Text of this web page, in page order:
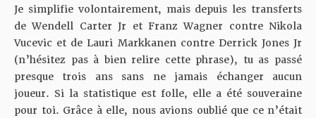
Je simplifie volontairement, mais depuis les transferts
de Wendell Carter Jr et Franz Wagner contre Nikola
Vucevic et de Lauri Markkanen contre Derrick Jones Jr
(n’hésitez pas à bien relire cette phrase), tu as passé
presque trois ans sans ne jamais échanger aucun
joueur. Si la statistique est folle, elle a été souveraine
pour toi. Grâce à elle, nous avions oublié que ce n’était